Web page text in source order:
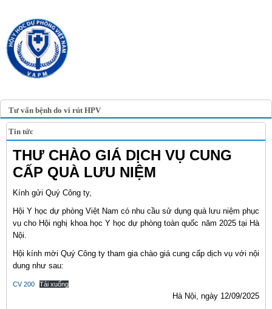
Tư vấn bệnh do vi rút HPV
Tin tức
THƯ CHÀO GIÁ DỊCH VỤ CUNG
CẤP QUÀ LƯU NIỆM
Kính gửi Quý Công ty,
Hội Y học dự phòng Việt Nam có nhu cầu sử dụng quà lưu niệm phục
vụ cho Hội nghị khoa học Y học dự phòng toàn quốc năm 2025 tại Hà
Nội.
Hội kính mời Quý Công ty tham gia chào giá cung cấp dịch vụ với nội
dung như sau:
CV 200 Tải xuống
Hà Nội, ngày 12/09/2025